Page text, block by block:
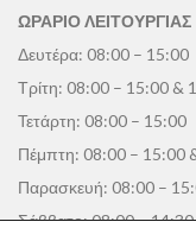
ΩΡΑΡΙΟ ΛΕΙΤΟΥΡΓΙΑΣ
Δευτέρα: 08:00 – 15:00
Τρίτη: 08:00 – 15:00 &
Τετάρτη: 08:00 – 15:00
Πέμπτη: 08:00 – 15:00
Παρασκευή: 08:00 –
Σάββατο: 08:00 – 14:30